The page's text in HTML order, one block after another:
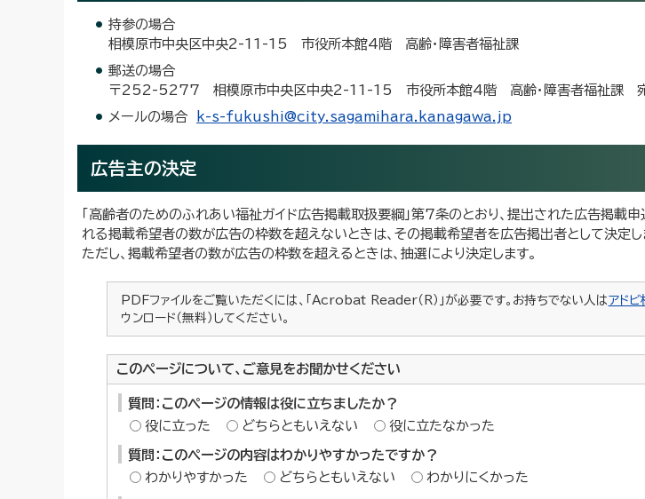
持参の場合
相模原市中央区中央2-11-15 市役所本館4階 高齢・障害者福祉課
郵送の場合
〒252-5277 相模原市中央区中央2-11-15 市役所本館4階 高齢・障害者福祉課
メールの場合
k-s-fukushi@city.sagamihara.kanagawa.jp
広告主の決定
「高齢者のためのふれあい福祉ガイド広告掲載取扱要綱」第7条のとおり、提出された広告掲載
れる掲載希望者の数が広告の枠数を超えないときは、その掲載希望者を広告掲出者として決定し
ただし、掲載希望者の数が広告の枠数を超えるときは、抽選により決定します。
PDFファイルをご覧いただくには、「Acrobat Reader（R）」が必要です。お持ちでない人はアドビ
ウンロード（無料）してください。
このページについて、ご意見をお聞かせください
質問：このページの情報は役に立ちましたか？
役に立った
どちらともいえない 役に立たなかった
質問：このページの内容はわかりやすかったですか？
わかりやすかった
どちらともいえない わかりにくかった